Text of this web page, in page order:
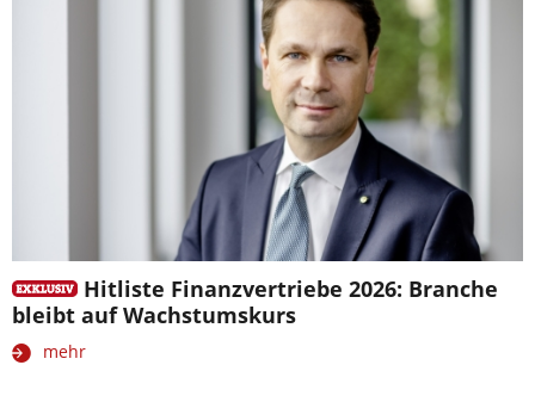
Hitliste Finanzvertriebe 2026: Branche
bleibt auf Wachstumskurs
mehr